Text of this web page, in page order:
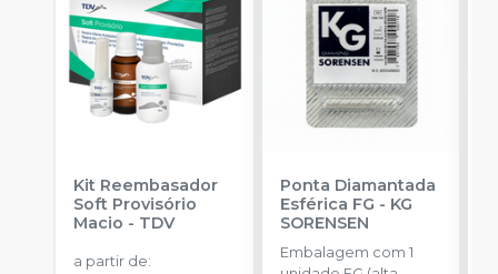
Kit Reembasador
Soft Provisório
Macio - TDV
a partir de:
Ponta Diamantada
Esférica FG - KG
SORENSEN
Embalagem com 1